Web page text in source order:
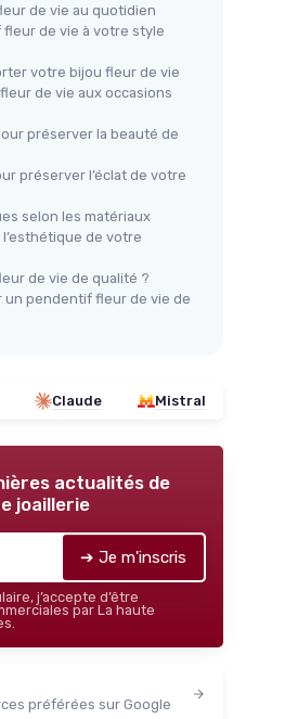
de vie au quotidien
de vie à votre style
votre bijou fleur de vie
de vie aux occasions
préserver la beauté de
préserver l’éclat de votre
selon les matériaux
de votre
de vie de qualité ?
un pendentif fleur de vie de
Claude Mistral
actualités de
joaillerie
➔ Je m'inscris
j’accepte d’être
par La haute
préférées sur Google